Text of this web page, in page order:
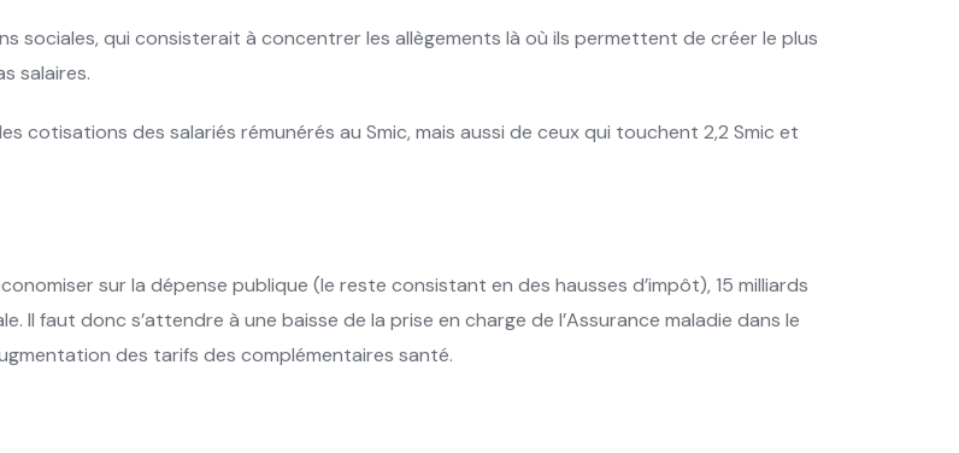
sociales, qui consisterait à concentrer les allègements là où ils permettent de créer le plus
salaires.
cotisations des salariés rémunérés au Smic, mais aussi de ceux qui touchent 2,2 Smic et
sur la dépense publique (le reste consistant en des hausses d’impôt), 15 milliards
Il faut donc s’attendre à une baisse de la prise en charge de l’Assurance maladie dans le
des tarifs des complémentaires santé.